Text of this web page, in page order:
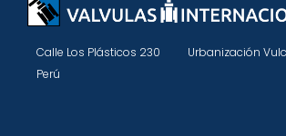
Calle Los Plásticos 230 Urbanización
Perú